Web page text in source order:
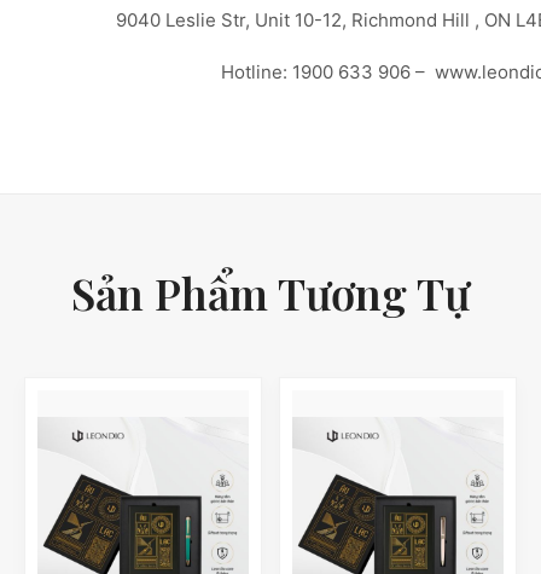
9040 Leslie Str, Unit 10-12, Richmond Hill , ON
Hotline: 1900 633 906 –
Sản Phẩm Tương Tự